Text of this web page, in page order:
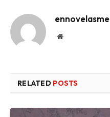
ennovelasme
Website
RELATED POSTS